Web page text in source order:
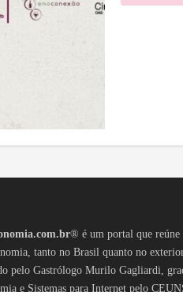
® é um portal que reúne
tanto no Brasil quanto no
pelo Gastrólogo Murilo Gagliardi,
e Sistemas para Internet pelo